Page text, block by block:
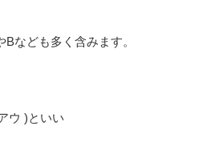
なども多く含みます。
ウ )といい